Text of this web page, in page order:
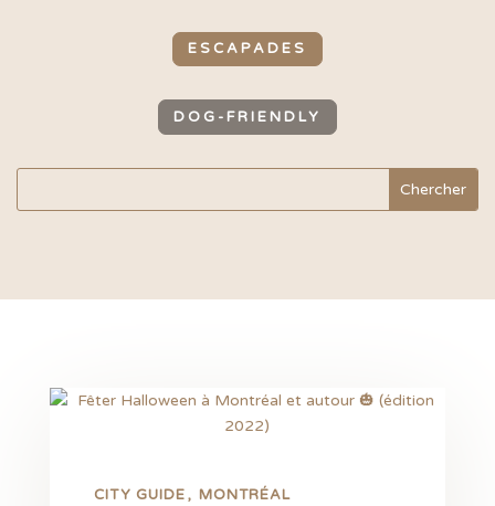
ESCAPADES
DOG-FRIENDLY
CITY GUIDE MONTRÉAL